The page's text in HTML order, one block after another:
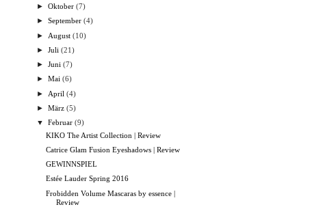
►Oktober (7)
►September (4)
► August (10)
►Juli (21)
►Juni (7)
►Mai (6)
► April (4)
►März (5)
▼
Februar (9)
KIKO The Artist Collection | Review
Catrice Glam Fusion Eyeshadows | Review
GEWINNSPIEL
Estée Lauder Spring 2016
Frobidden Volume Mascaras by essence |
Review